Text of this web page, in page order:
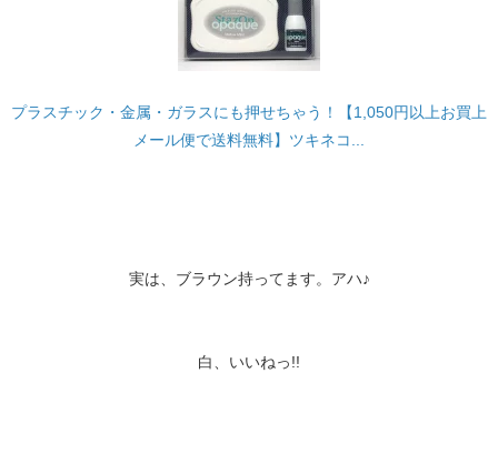
プラスチック・金属・ガラスにも押せちゃう！【1,050円以上お買上
メール便で送料無料】ツキネコ...
実は、ブラウン持ってます。アハ♪
白、いいねっ!!